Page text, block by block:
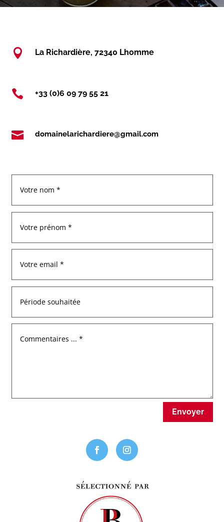
 La Richardière, 72340 Lhomme
 +33 (0)6 09 79 55 21
 domainelarichardiere@gmail.com
Envoyer